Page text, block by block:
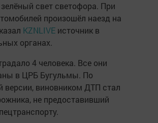
свет светофора. При
произошёл наезд на
KZNLIVE источник в
органах.
4 человека. Все они
в ЦРБ Бугульмы. По
версии, виновником ДТП стал
не предоставивший